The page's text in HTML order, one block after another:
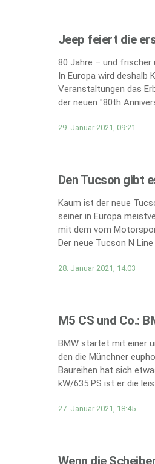
Jeep feiert die
80 Jahre – und frischer
In Europa wird deshalb
Veranstaltungen das
der neuen "80th
29. Januar 2021, 09:21
Den Tucson gibt
Kaum ist der neue
seiner in Europa
mit dem vom
Der neue Tucson N
28. Januar 2021, 14:03
M5 CS und Co.:
BMW startet mit einer
den die Münchner
Baureihen hat sich
kW/635 PS ist er die
27. Januar 2021, 18:45
Wenn die